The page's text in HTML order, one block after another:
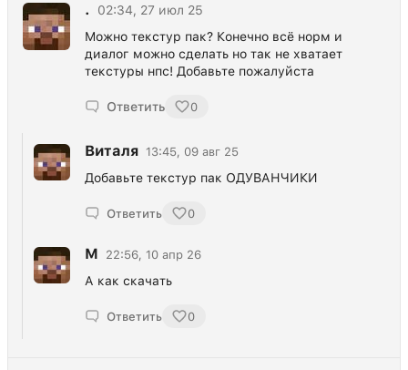
.
02:34, 27 июл 25
Можно текстур пак? Конечно всё норм и
диалог можно сделать но так не хватает
текстуры нпс! Добавьте пожалуйста
Ответить 0
Виталя 13:45, 09 авг 25
Добавьте текстур пак ОДУВАНЧИКИ
Ответить 0
М 22:56, 10 апр 26
А как скачать
Ответить 0